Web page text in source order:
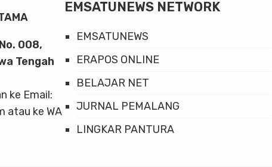
008,
Tengah
ke Email:
atau ke WA
EMSATUNEWS NETWORK
EMSATUNEWS
ERAPOS ONLINE
BELAJAR NET
JURNAL PEMALANG
LINGKAR PANTURA